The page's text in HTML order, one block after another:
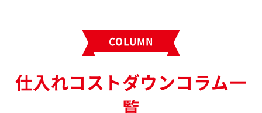
COLUMN
仕入れコストダウンコラム一
覧